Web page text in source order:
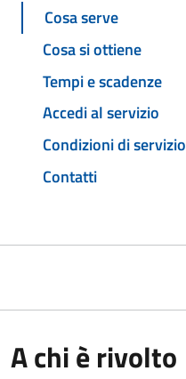
Cosa serve
Cosa si ottiene
Tempi e scadenze
Accedi al servizio
Condizioni di servizio
Contatti
A chi è rivolto